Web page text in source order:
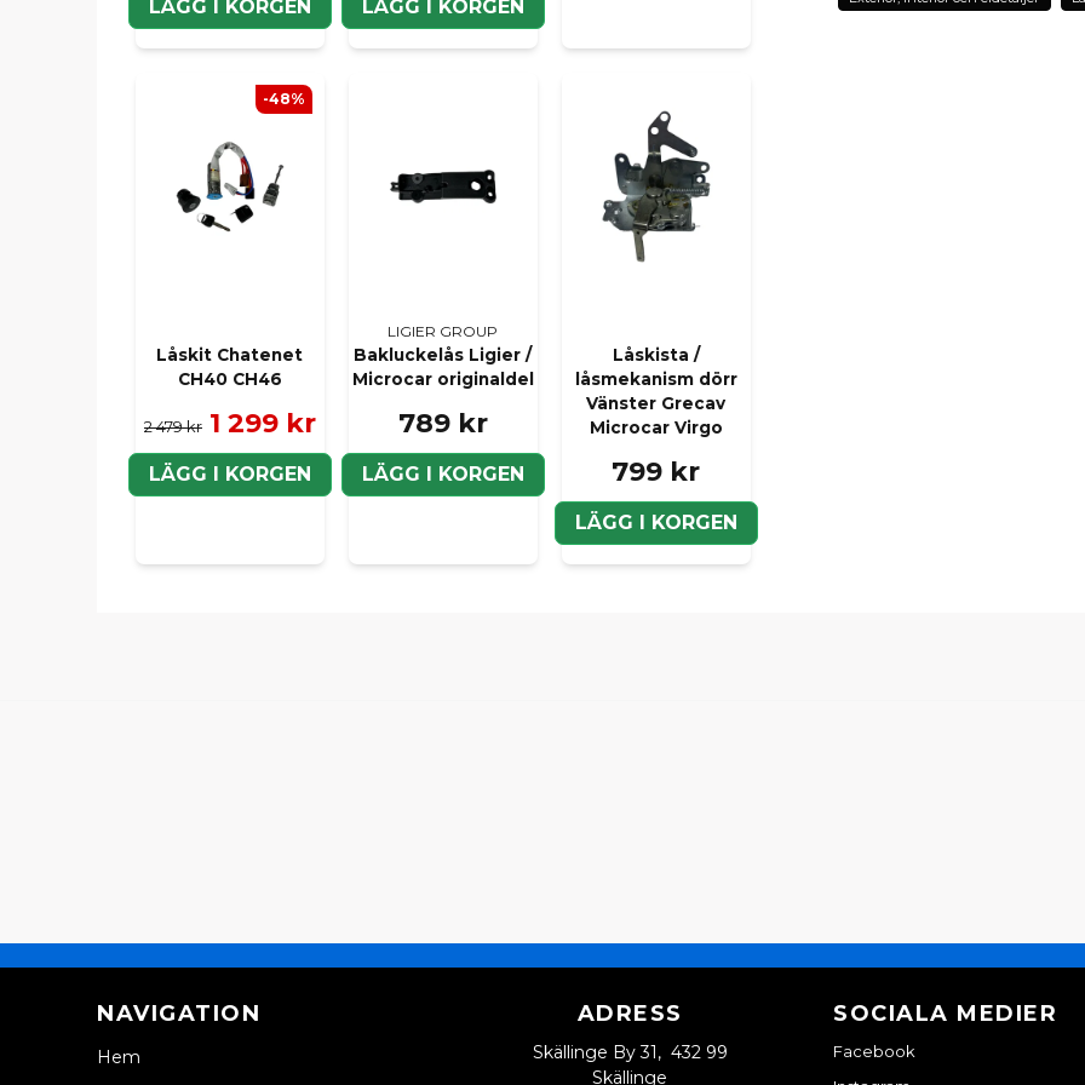
LÄGG I KORGEN LÄGG I KORGEN
Låskit Chatenet
CH40 CH46
2 479 kr 1 299 kr
LÄGG I KORGEN
-48%
LIGIER GROUP
Bakluckelås Ligier /
Microcar originaldel
789 kr
LÄGG I KORGEN
Låskista /
låsmekanism dörr
Vänster Grecav
Microcar Virgo
799 kr
LÄGG I KORGEN
NAVIGATION
Hem
ADRESS
Skällinge By 31, 432 99
Skällinge
SOCIALA MEDIER
Facebook